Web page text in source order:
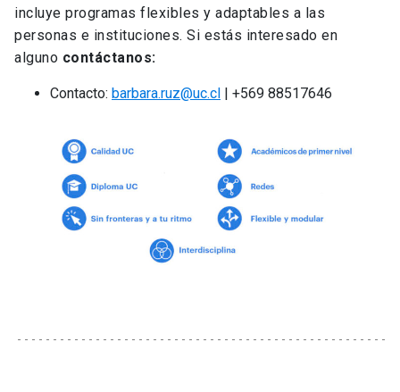
incluye programas flexibles y adaptables a las
personas e instituciones. Si estás interesado en
alguno contáctanos:
Contacto: barbara.ruz@uc.cl | +569 88517646